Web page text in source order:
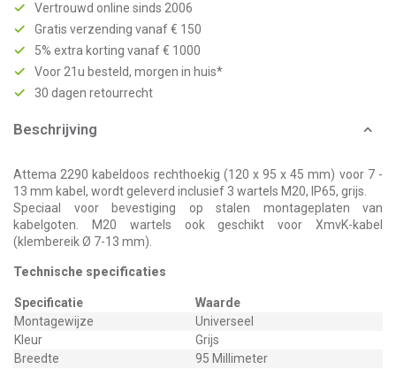
Vertrouwd online sinds 2006
Gratis verzending vanaf € 150
5% extra korting vanaf € 1000
Voor 21u besteld, morgen in huis*
30 dagen retourrecht
Beschrijving
Attema 2290 kabeldoos rechthoekig (120 x 95 x 45 mm) voor 7 -
13 mm kabel, wordt geleverd inclusief 3 wartels M20, IP65, grijs.
Speciaal voor bevestiging op stalen montageplaten van
kabelgoten. M20 wartels ook geschikt voor XmvK-kabel
(klembereik Ø 7-13 mm).
Technische specificaties
Specificatie
Waarde
Montagewijze
Universeel
Kleur
Grijs
Breedte
95 Millimeter